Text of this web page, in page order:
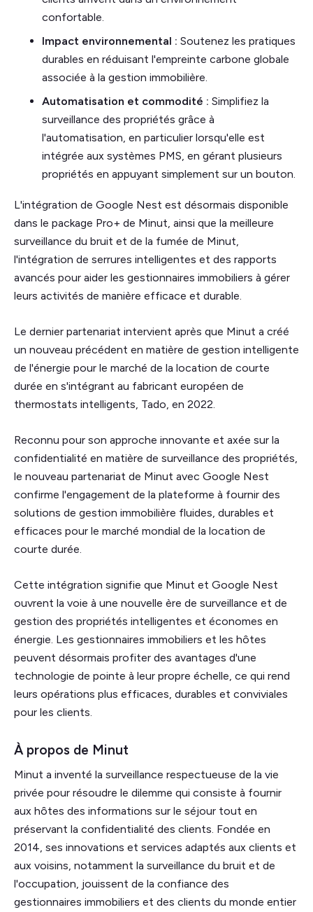
confortable.
Impact environnemental : Soutenez les pratiques
durables en réduisant l'empreinte carbone globale
associée à la gestion immobilière.
Automatisation et commodité : Simplifiez la
surveillance des propriétés grâce à
l'automatisation, en particulier lorsqu'elle est
intégrée aux systèmes PMS, en gérant plusieurs
propriétés en appuyant simplement sur un bouton.
L'intégration de Google Nest est désormais disponible
dans le package Pro+ de Minut, ainsi que la meilleure
surveillance du bruit et de la fumée de Minut,
l'intégration de serrures intelligentes et des rapports
avancés pour aider les gestionnaires immobiliers à gérer
leurs activités de manière efficace et durable.
Le dernier partenariat intervient après que Minut a créé
un nouveau précédent en matière de gestion intelligente
de l'énergie pour le marché de la location de courte
durée en s'intégrant au fabricant européen de
thermostats intelligents, Tado, en 2022.
Reconnu pour son approche innovante et axée sur la
confidentialité en matière de surveillance des propriétés,
le nouveau partenariat de Minut avec Google Nest
confirme l'engagement de la plateforme à fournir des
solutions de gestion immobilière fluides, durables et
efficaces pour le marché mondial de la location de
courte durée.
Cette intégration signifie que Minut et Google Nest
ouvrent la voie à une nouvelle ère de surveillance et de
gestion des propriétés intelligentes et économes en
énergie. Les gestionnaires immobiliers et les hôtes
peuvent désormais profiter des avantages d'une
technologie de pointe à leur propre échelle, ce qui rend
leurs opérations plus efficaces, durables et conviviales
pour les clients.
À propos de Minut
Minut a inventé la surveillance respectueuse de la vie
privée pour résoudre le dilemme qui consiste à fournir
aux hôtes des informations sur le séjour tout en
préservant la confidentialité des clients. Fondée en
2014, ses innovations et services adaptés aux clients et
aux voisins, notamment la surveillance du bruit et de
l'occupation, jouissent de la confiance des
gestionnaires immobiliers et des clients du monde entier